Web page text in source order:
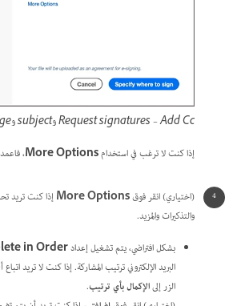
Request signatures – Add Cc وsubject وmessage وMore Options
إذا كنت لا ترغب في استخدامMore Options،
(اختياري) انقر فوقMore Optionsإذا كنت تريد
والتذكيرات والمزيد.
بشكل افتراضي، يتم تشغيل إعدادin Order
البريد الإلكتروني ترتيب المشاركة. إذا كنت لا تريد
الزر إلىالإكمال بأي ترتيب.